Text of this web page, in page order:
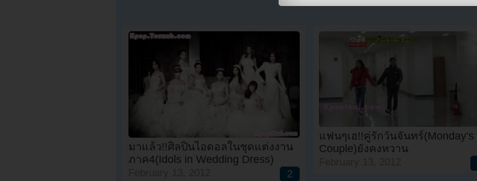
มาแล้ว!!ศิลปินไอดอลในชุดแต่งงาน
ภาค4(Idols in Wedding Dress)
2
แฟนๆเฮ!!คู่รักวันจันทร์(Monday’s
Couple)ยังคงหวาน